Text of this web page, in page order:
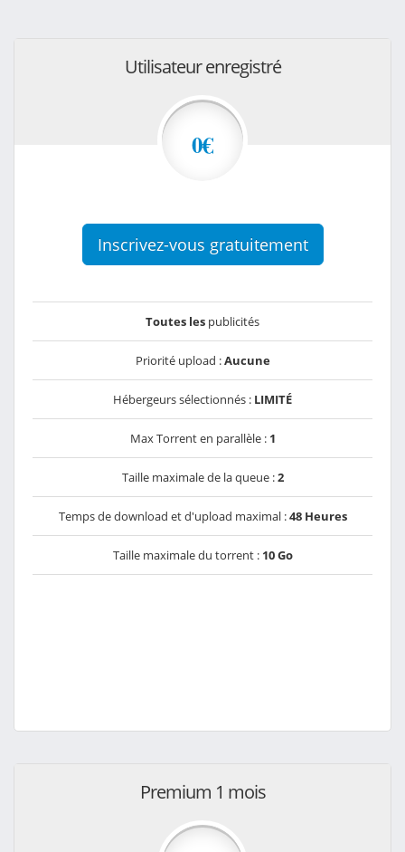
Utilisateur enregistré
0€
Inscrivez-vous gratuitement
Toutes les publicités
Priorité upload :Aucune
Hébergeurs sélectionnés : LIMITÉ
Max Torrent en parallèle : 1
Taille maximale de la queue :2
Temps de download et d'upload maximal :48 Heures
Taille maximale du torrent : 10 Go
Premium 1 mois